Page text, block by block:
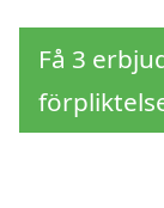
Få 3